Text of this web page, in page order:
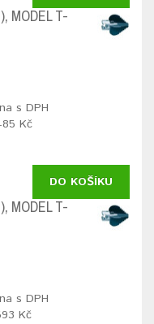
MODEL T-
s DPH
Kč
DO KOŠÍKU
MODEL T-
s DPH
Kč